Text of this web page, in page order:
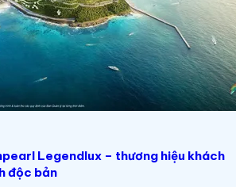
Legendlux – thương hiệu khách
độc bản